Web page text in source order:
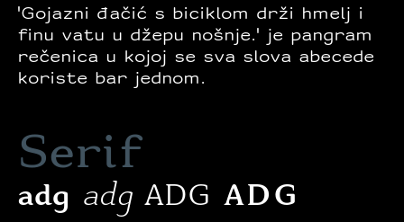
'Gojazni đačić s biciklom drži hmelj i
finu vatu u džepu nošnje.' je pangram
rečenica u kojoj se sva slova abecede
koriste bar jednom.
Serif
adg adgADG ADG